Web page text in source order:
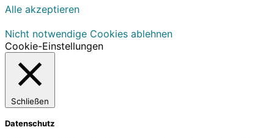
Alle akzeptieren
Nicht notwendige Cookies ablehnen
Cookie-Einstellungen
Schließen
Datenschutz